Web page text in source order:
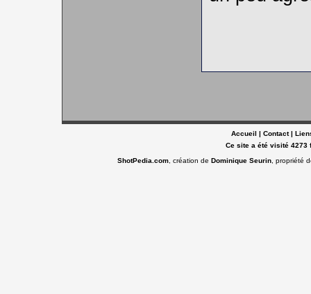
Accueil | Contact|
Ce site a été visité 4273
ShotPedia.com , création deDominique Seurin , propriété